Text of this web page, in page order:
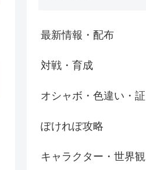
最新情報・配布
対戦・育成
オシャボ・色違い・証
ぽけれぽ攻略
キャラクター・世界観